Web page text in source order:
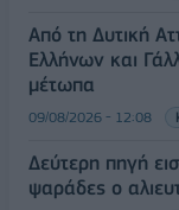
Από τη Δυτική
Ελλήνων και
μέτωπα
09/08/2026 - 12:08
Δεύτερη πηγή
ψαράδες ο